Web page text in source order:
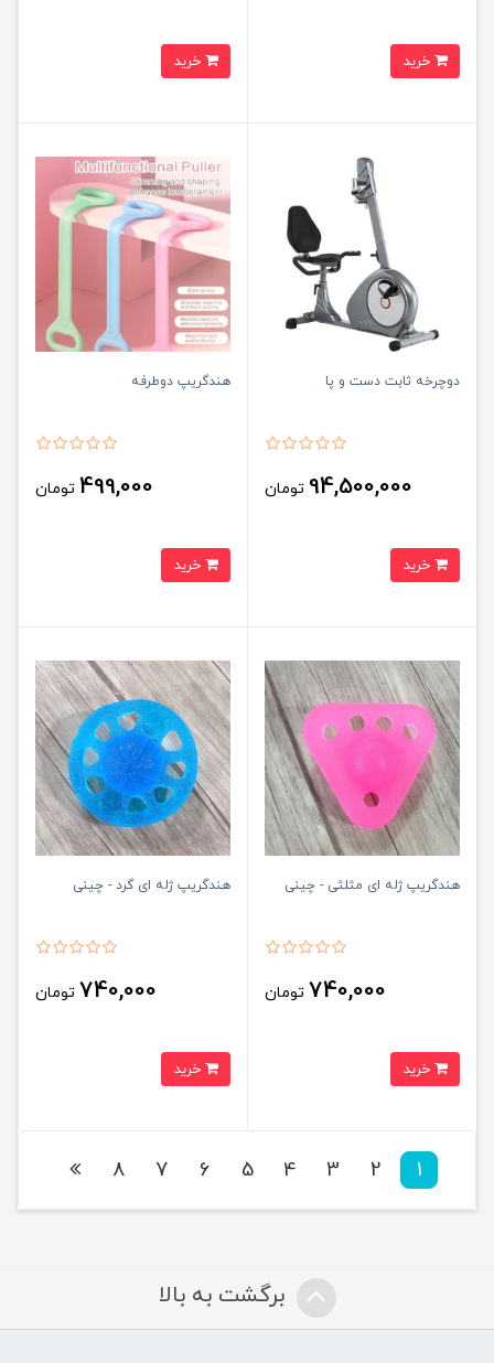
دوچرخه ثابت دست و پا
94,500,000 تومان
هندگریپ دوطرفه
499,000 تومان
هندگریپ ژله ای مثلثی - چینی
740,000 تومان
هندگریپ ژله ای گرد - چینی
740,000 تومان
1
2
3
4
5
6
7
8
برگشت به بالا